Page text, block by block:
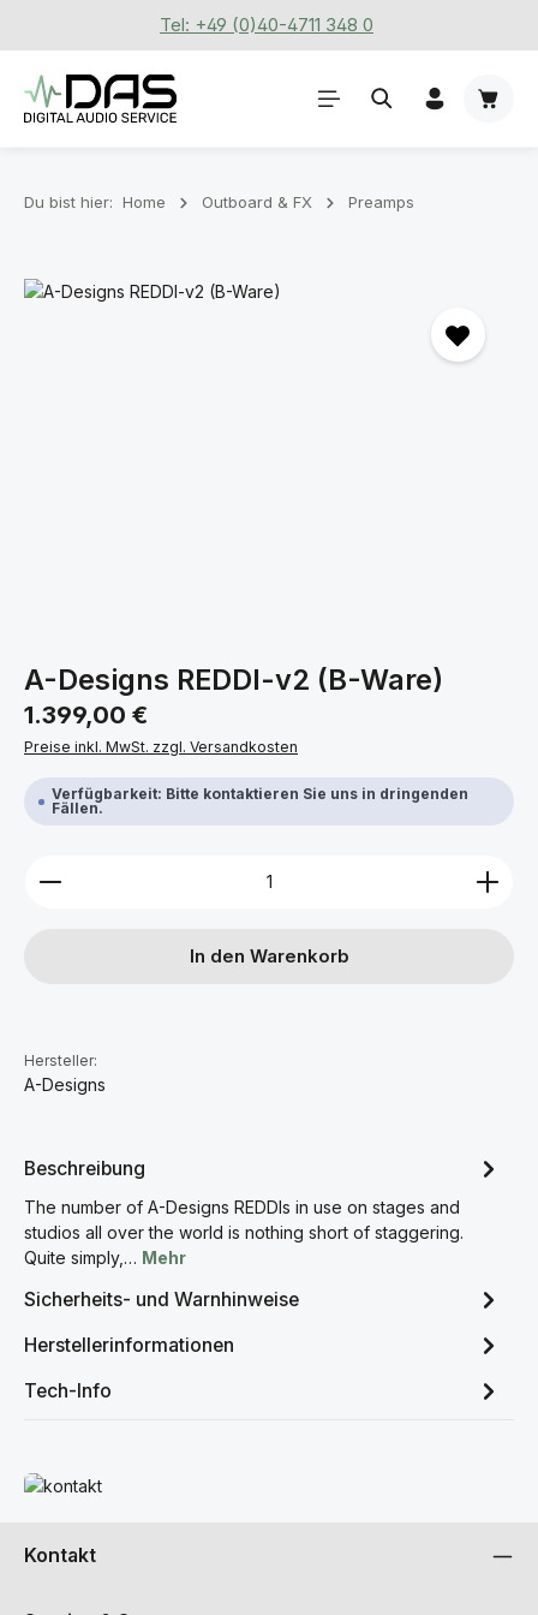
Zum Hauptinhalt springenTel: +49 (0)40-4711 348 0
Du bist hier: Home Outboard & FX Preamps
Bildergalerie überspringen
A-Designs REDDI-v2 (B-Ware)
Regulärer Preis:
1.399,00 €
Preise inkl. MwSt. zzgl. Versandkosten
Verfügbarkeit: Bitte kontaktieren Sie uns in dringenden
Fällen.
Produkt Anzahl: Gib den gewünschten Wert ein
In den Warenkorb
Hersteller:
A-Designs
Beschreibung
The number of A-Designs REDDIs in use on stages and
studios all over the world is nothing short of staggering.
Quite simply,… Mehr
Sicherheits- und Warnhinweise
Herstellerinformationen
Tech-Info
Mehr erfahren
Kontakt